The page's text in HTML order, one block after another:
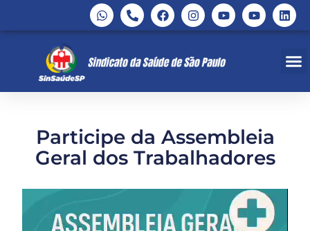
Participe da Assembleia
Geral dos Trabalhadores